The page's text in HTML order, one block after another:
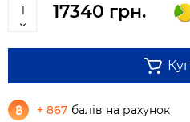
17340 грн.
+ 867 балів на рахунок